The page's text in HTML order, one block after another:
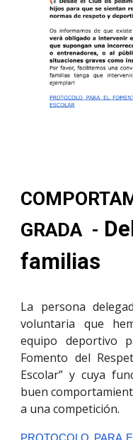
GRADA-
familias
La persona
voluntaria que
equipo deportivo
Fomento del
Escolar” y cuya
buen
a una competición.